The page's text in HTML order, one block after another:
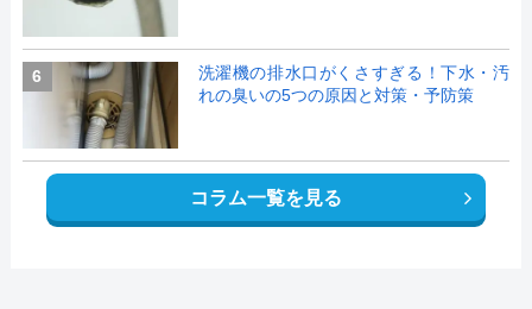
6
洗濯機の排水口がくさすぎる！下水・汚
れの臭いの5つの原因と対策・予防策
コラム一覧を見る